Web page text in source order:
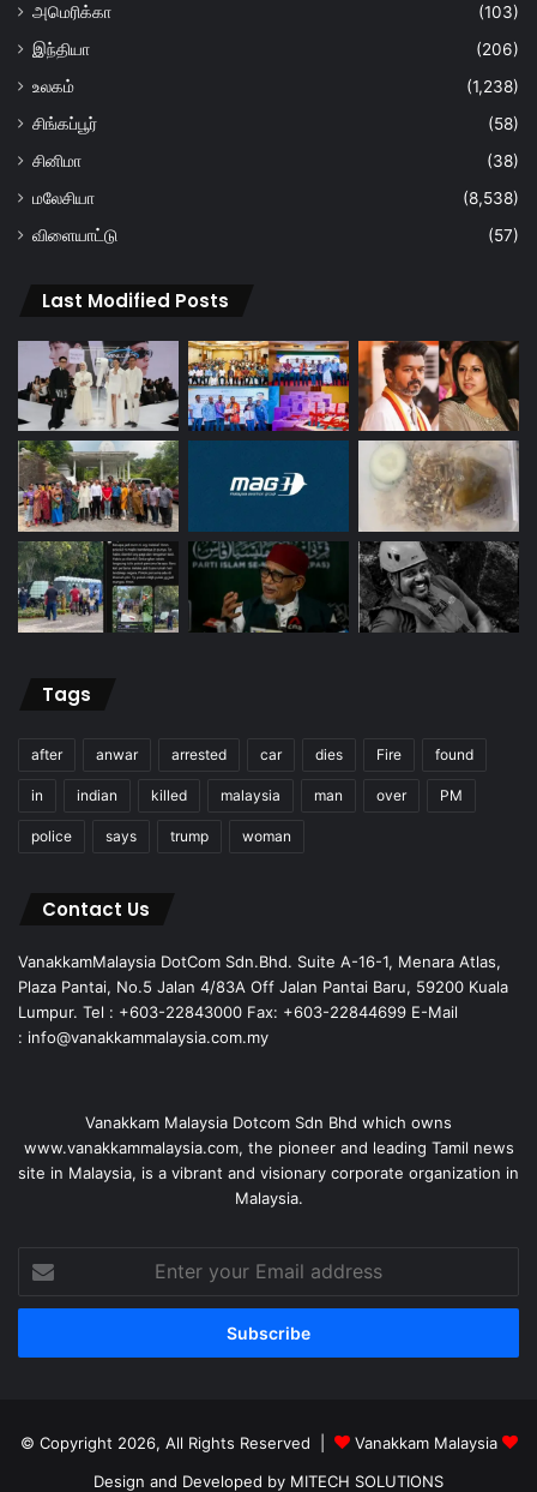
அமெரிக்கா
(103)
இந்தியா
(206)
உலகம்
(1,238)
சிங்கப்பூர்
(58)
சினிமா
(38)
மலேசியா
(8,538)
விளையாட்டு
(57)
Last Modified Posts
Tags
after anwar arrested car dies Fire found
in indian killed malaysia man over PM
police says trump woman
Contact Us
VanakkamMalaysia DotCom Sdn.Bhd. Suite A-16-1, Menara Atlas,
Plaza Pantai, No.5 Jalan 4/83A Off Jalan Pantai Baru, 59200 Kuala
Lumpur. Tel : +603-22843000 Fax: +603-22844699 E-Mail
: info@vanakkammalaysia.com.my
Vanakkam Malaysia Dotcom Sdn Bhd which owns
www.vanakkammalaysia.com, the pioneer and leading Tamil news
site in Malaysia, is a vibrant and visionary corporate organization in
Malaysia.
your
Email
© Copyright 2026, All Rights Reserved |
Vanakkam Malaysia
Design and Developed by MITECH SOLUTIONS